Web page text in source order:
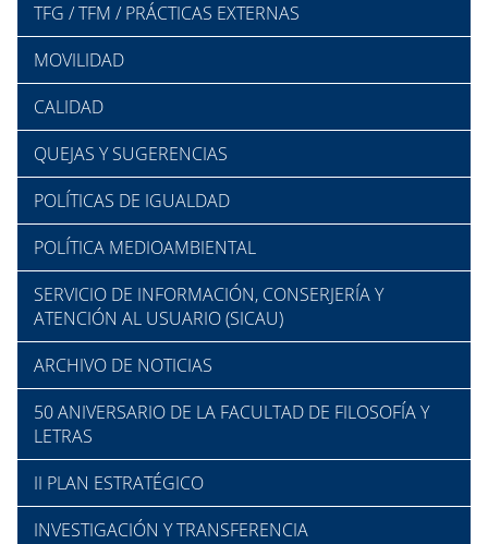
TFG / TFM / PRÁCTICAS EXTERNAS
MOVILIDAD
CALIDAD
QUEJAS Y SUGERENCIAS
POLÍTICAS DE IGUALDAD
POLÍTICA MEDIOAMBIENTAL
SERVICIO DE INFORMACIÓN, CONSERJERÍA Y
ATENCIÓN AL USUARIO (SICAU)
ARCHIVO DE NOTICIAS
50 ANIVERSARIO DE LA FACULTAD DE FILOSOFÍA Y
LETRAS
II PLAN ESTRATÉGICO
INVESTIGACIÓN Y TRANSFERENCIA